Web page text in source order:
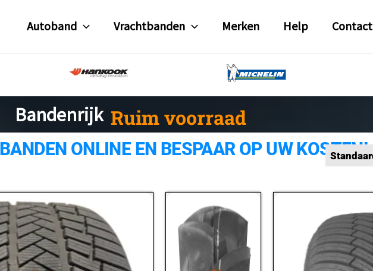
Autoband Vrachtbanden Merken Help Contact
Bandenrijk Ruim voorraad
ONLINE EN BESPAAR OP UW KOSTEN!